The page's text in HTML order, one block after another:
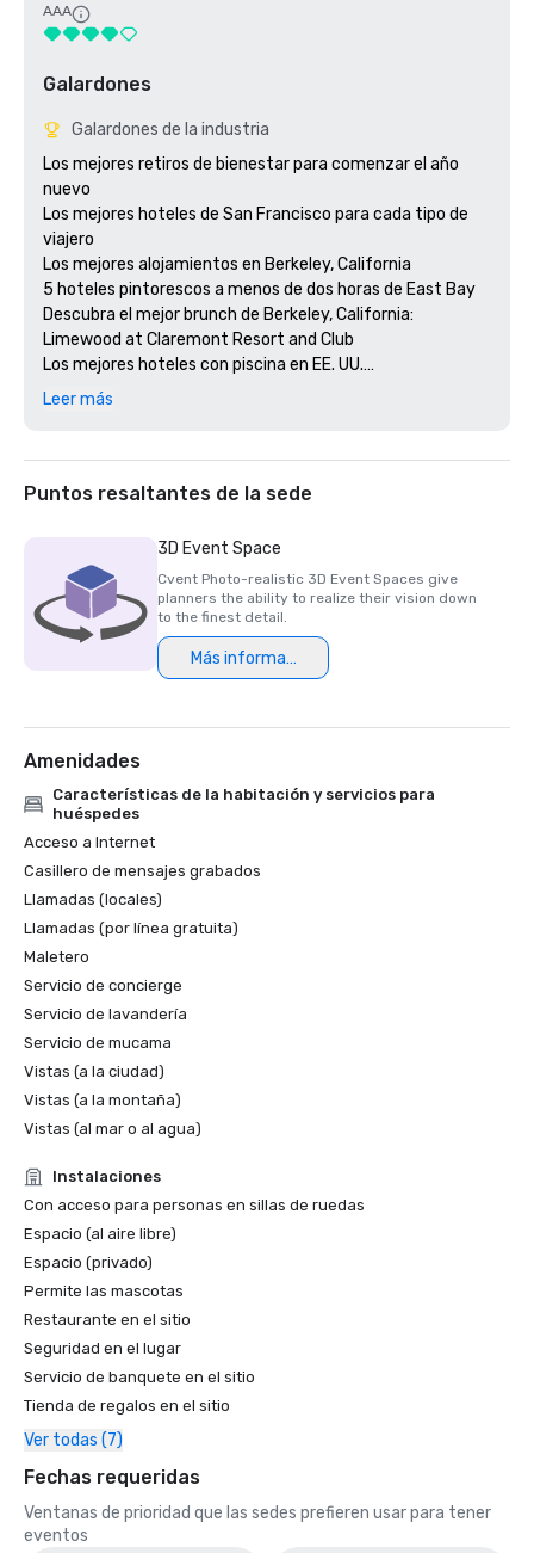
AAA
Galardones
Galardones de la industria
Los mejores retiros de bienestar para comenzar el año
nuevo
Los mejores hoteles de San Francisco para cada tipo de
viajero
Los mejores alojamientos en Berkeley, California
5 hoteles pintorescos a menos de dos horas de East Bay
Descubra el mejor brunch de Berkeley, California:
Limewood at Claremont Resort and Club
Los mejores hoteles con piscina en EE. UU.
Lo mejor de The East Bay 2024: mejor estancia (oro)
Lo mejor de East Bay 2024: mejor bar de hotel (Limewood
Silver)
Bar del vestíbulo Claremont Diner's Choice 2024
Los 20 mejores hoteles de College Town
15 mejores spas en el área metropolitana de la bahía
2do mejor hotel en el norte de California
23º mejor hotel del mundo
Los mejores alojamientos en Berkeley, California
Lista amorosa de 2025: lo mejor de lo mejor: lugar para
bodas
Leer más
Puntos resaltantes de la sede
3D Event Space
Cvent Photo-realistic 3D Event Spaces give
planners the ability to realize their vision down
to the finest detail.
Más información
Amenidades
Características de la habitación y servicios para
huéspedes
Acceso a Internet
Casillero de mensajes grabados
Llamadas (locales)
Llamadas (por línea gratuita)
Maletero
Servicio de concierge
Servicio de lavandería
Servicio de mucama
Vistas (a la ciudad)
Vistas (a la montaña)
Vistas (al mar o al agua)
Instalaciones
Con acceso para personas en sillas de ruedas
Espacio (al aire libre)
Espacio (privado)
Permite las mascotas
Restaurante en el sitio
Seguridad en el lugar
Servicio de banquete en el sitio
Tienda de regalos en el sitio
Ver todas (7)
Fechas requeridas
Ventanas de prioridad que las sedes prefieren usar para tener
eventos